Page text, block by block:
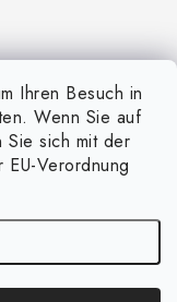
Ihren Besuch in
Wenn Sie auf
sich mit der
Verordnung
vorbehalten.Cookie-